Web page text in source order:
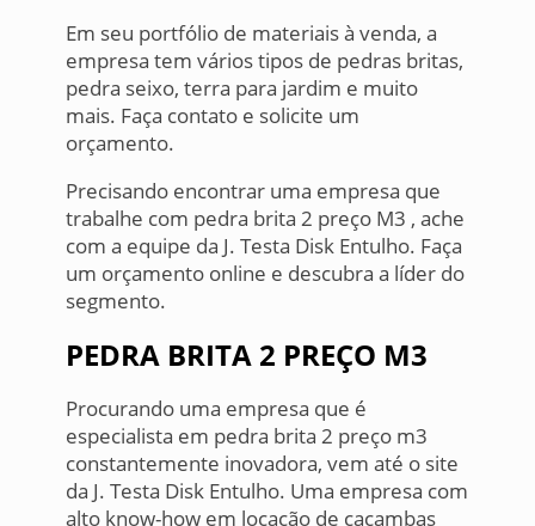
Em seu portfólio de materiais à venda, a
empresa tem vários tipos de pedras britas,
pedra seixo, terra para jardim e muito
mais. Faça contato e solicite um
orçamento.
Precisando encontrar uma empresa que
trabalhe com pedra brita 2 preço M3 , ache
com a equipe da J. Testa Disk Entulho. Faça
um orçamento online e descubra a líder do
segmento.
PEDRA BRITA 2 PREÇO M3
Procurando uma empresa que é
especialista em pedra brita 2 preço m3
constantemente inovadora, vem até o site
da J. Testa Disk Entulho. Uma empresa com
alto know-how em locação de caçambas